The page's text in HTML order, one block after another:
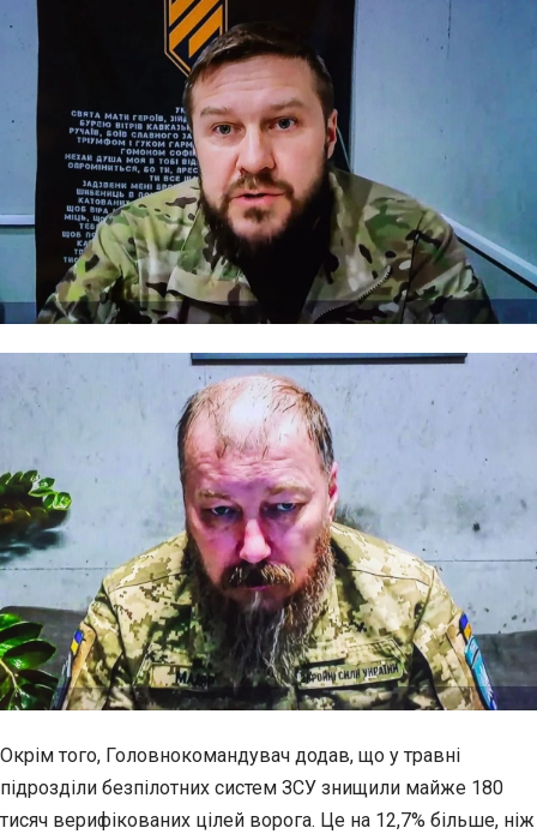
Окрім того, Головнокомандувач додав, що у травні
підрозділи безпілотних систем ЗСУ знищили майже 180
тисяч верифікованих цілей ворога. Це на 12,7% більше, ніж